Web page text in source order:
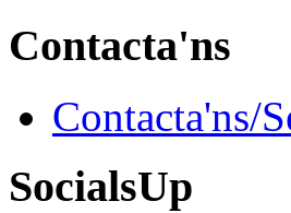
Contacta'ns
Contacta'ns/
SocialsUp